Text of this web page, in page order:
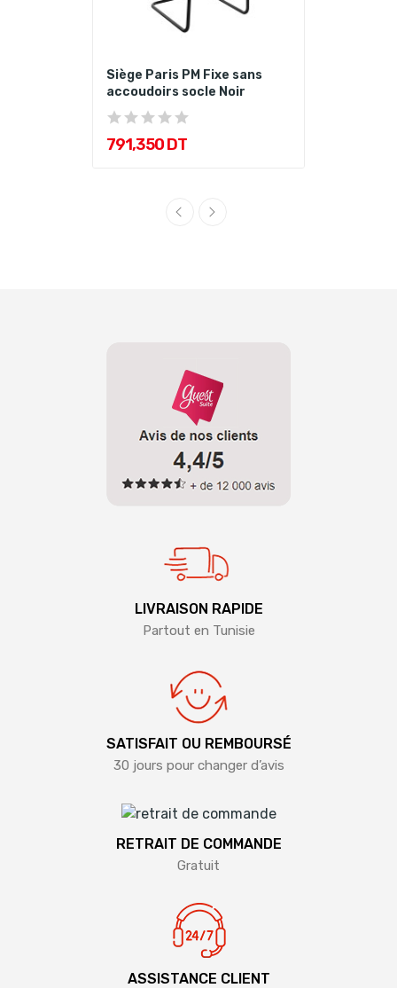
Siège Paris PM Fixe sans
accoudoirs socle Noir
791,350 DT
LIVRAISON RAPIDE
Partout en Tunisie
SATISFAIT OU REMBOURSÉ
30 jours pour changer d’avis
RETRAIT DE COMMANDE
Gratuit
ASSISTANCE CLIENT